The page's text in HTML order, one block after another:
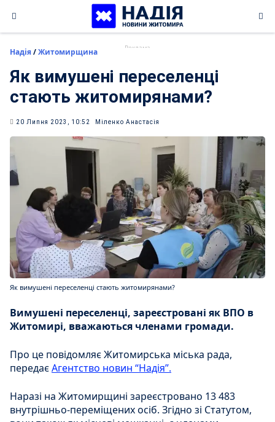
content
Надія/Житомирщина
Як вимушені переселенці
стають житомирянами?
20 Липня 2023, 10:52 Міленко Анастасія
Як вимушені переселенці стають житомирянами?
Вимушені переселенці, зареєстровані як ВПО в
Житомирі, вважаються членами громади.
Про це повідомляє Житомирська міська рада,
передаєАгентство новин “Надія”.
Наразі на Житомирщині зареєстровано 13 483
внутрішньо-переміщених осіб. Згідно зі Статутом,